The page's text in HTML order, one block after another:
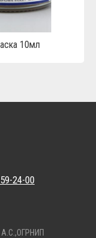
10мл
24-00
ОГРНИП